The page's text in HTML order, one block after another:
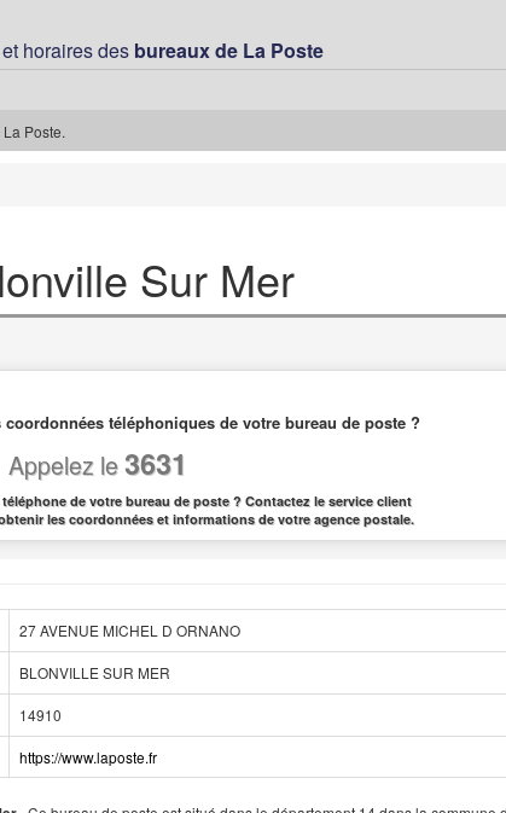
horaires des bureaux de La Poste
Poste.
Sur Mer
téléphoniques de votre bureau de poste ?
Appelez le3631
de votre bureau de poste ? Contactez le service client
les coordonnées et informations de votre agence postale.
27 AVENUE MICHEL D ORNANO
BLONVILLE SUR MER
14910
https://www.laposte.fr